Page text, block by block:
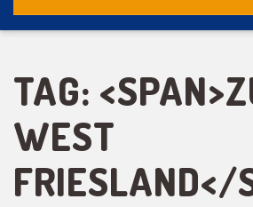
TAG:
WEST
FRIESLAND</